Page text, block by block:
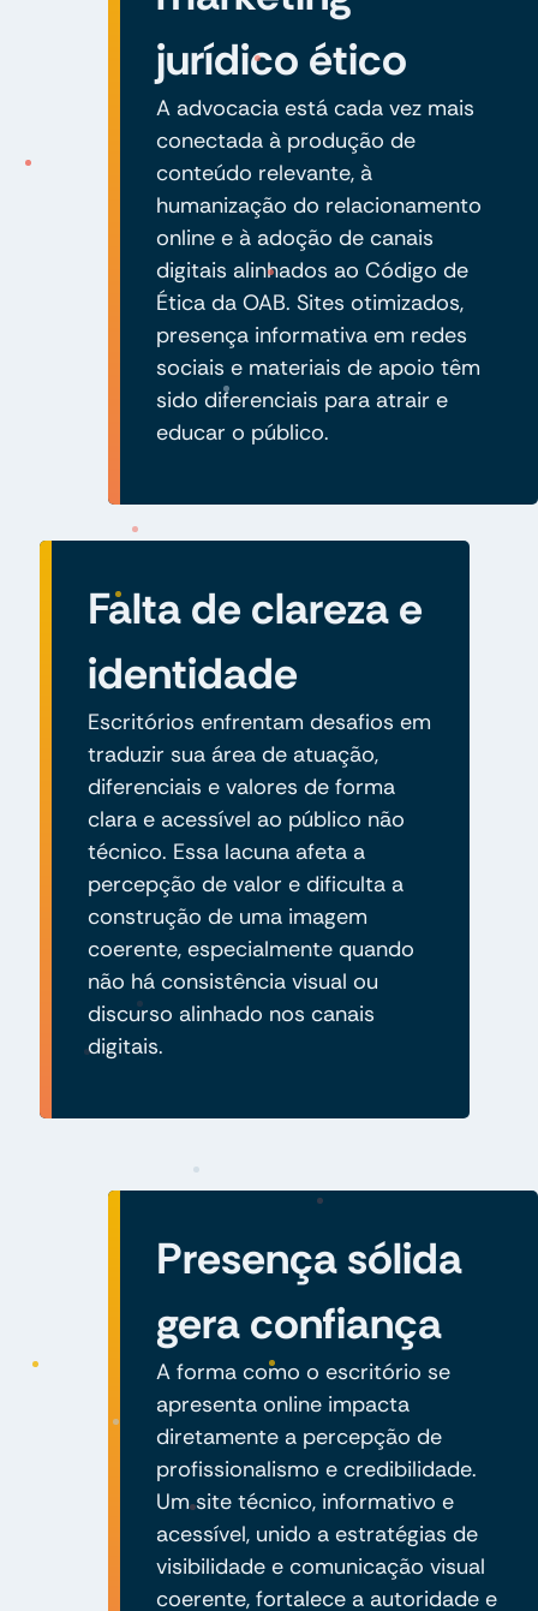
jurídico ético
A advocacia está cada vez mais
conectada à produção de
conteúdo relevante, à
humanização do relacionamento
online e à adoção de canais
digitais alinhados ao Código de
Ética da OAB. Sites otimizados,
presença informativa em redes
sociais e materiais de apoio têm
sido diferenciais para atrair e
educar o público.
Falta de clareza e
identidade
Escritórios enfrentam desafios em
traduzir sua área de atuação,
diferenciais e valores de forma
clara e acessível ao público não
técnico. Essa lacuna afeta a
percepção de valor e dificulta a
construção de uma imagem
coerente, especialmente quando
não há consistência visual ou
discurso alinhado nos canais
digitais.
Presença sólida
gera confiança
A forma como o escritório se
apresenta online impacta
diretamente a percepção de
profissionalismo e credibilidade.
Um site técnico, informativo e
acessível, unido a estratégias de
visibilidade e comunicação visual
coerente, fortalece a autoridade e